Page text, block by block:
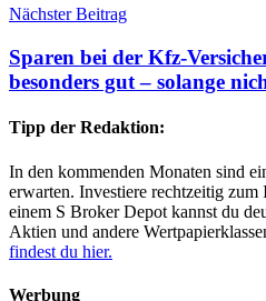
Nächster Beitrag
Sparen bei der Kfz-
besonders gut – solange
Tipp der Redaktion:
In den kommenden Monaten sind
erwarten. Investiere rechtzeitig
einem S Broker Depot kannst du
Aktien und andere
findest du hier.
Werbung